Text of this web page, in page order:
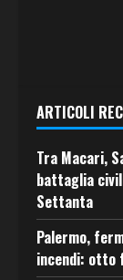
ARTICOLI
Tra Macari,
battaglia
Settanta
Palermo,
incendi: otto